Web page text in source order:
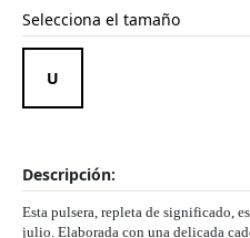
Selecciona el tamaño
Descripción:
Esta pulsera, repleta de significado,
julio. Elaborada con una delicada